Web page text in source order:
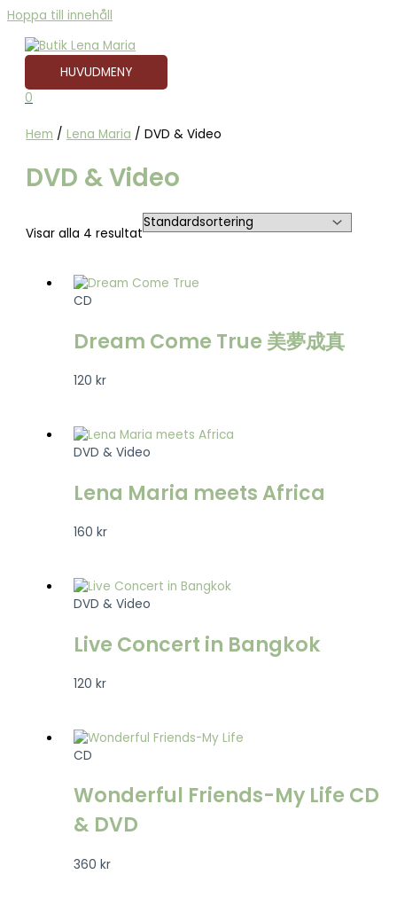
Hoppa till innehåll
HUVUDMENY
0
Hem /Lena Maria / DVD & Video
DVD & Video
Visar alla 4 resultat
CD
Dream Come True 美夢成真
120 kr
DVD & Video
Lena Maria meets Africa
160 kr
DVD & Video
Live Concert in Bangkok
120 kr
CD
Wonderful Friends-My Life CD
& DVD
360 kr